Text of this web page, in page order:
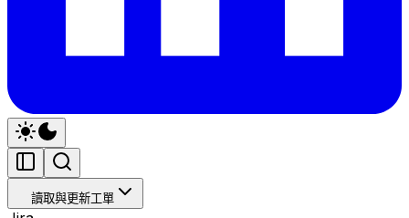
讀取與更新工單